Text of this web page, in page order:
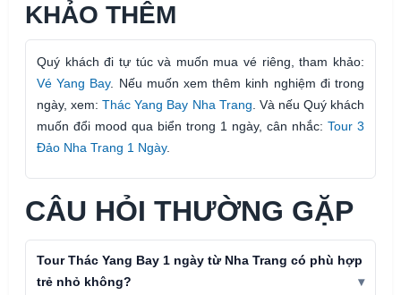
KHẢO THÊM
Quý khách đi tự túc và muốn mua vé riêng, tham khảo:
Vé Yang Bay. Nếu muốn xem thêm kinh nghiệm đi trong
ngày, xem:Thác Yang Bay Nha Trang. Và nếu Quý khách
muốn đổi mood qua biển trong 1 ngày, cân nhắc: Tour 3
Đảo Nha Trang 1 Ngày.
CÂU HỎI THƯỜNG GẶP
Tour Thác Yang Bay 1 ngày từ Nha Trang có phù hợp
trẻ nhỏ không?